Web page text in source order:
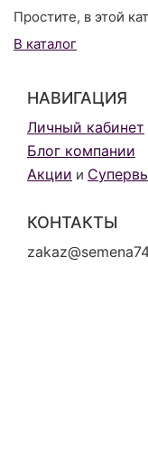
Простите, в этой
В каталог
НАВИГАЦИЯ
Личный кабинет
Блог компании
Акции и
КОНТАКТЫ